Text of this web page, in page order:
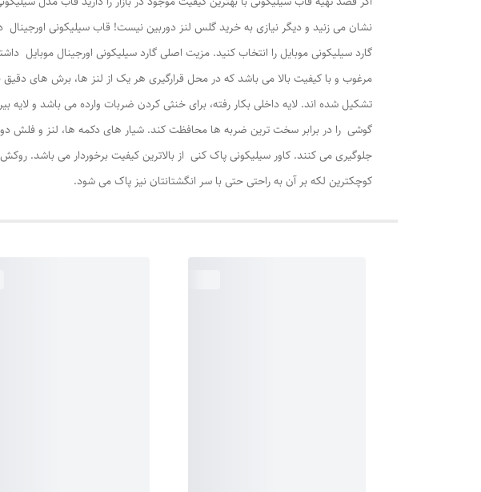
نشان می زنید و دیگر نیازی به خرید گلس لنز دوربین نیست! قاب سیلیکونی
گارد سیلیکونی موبایل را انتخاب کنید. مزیت اصلی گارد سیلیکونی اورجینال
مرغوب و با کیفیت بالا می باشد که در محل قرارگیری هر یک از لنز ها، برش های
تشکیل شده اند. لایه داخلی بکار رفته، برای خنثی کردن ضربات وارده می باشد و
جلوگیری می کنند. کاور سیلیکونی پاک کنی از بالاترین کیفیت برخوردار می باشد.
کوچکترین لکه بر آن به راحتی حتی با سر انگشتانتان نیز پاک می شود.